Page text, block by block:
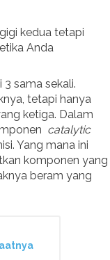
kedua tetapi
Anda
sama sekali.
tetapi hanya
ketiga. Dalam
catalytic
Yang mana ini
komponen yang
beram yang